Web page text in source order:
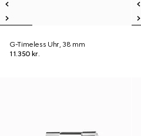
G-Timeless Uhr, 38 mm
11.350 kr.